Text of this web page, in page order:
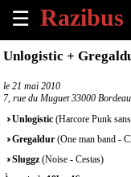
☰
×
Tous
évènements
à
venir
Unlogistic +
le 21 mai 2010
7, rue du Muguet 33000
Unlogistic (Harcore Punk
Gregaldur (One man band -
Sluggz (Noise - Cestas)